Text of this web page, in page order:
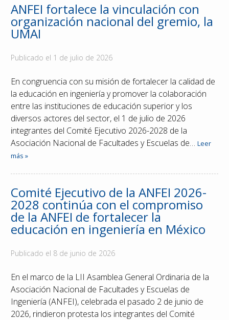
ANFEI fortalece la vinculación con
organización nacional del gremio, la
UMAI
Publicado el 1 de julio de 2026
En congruencia con su misión de fortalecer la calidad de
la educación en ingeniería y promover la colaboración
entre las instituciones de educación superior y los
diversos actores del sector, el 1 de julio de 2026
integrantes del Comité Ejecutivo 2026-2028 de la
Asociación Nacional de Facultades y Escuelas de…Leer
más »
Comité Ejecutivo de la ANFEI 2026-
2028 continúa con el compromiso
de la ANFEI de fortalecer la
educación en ingeniería en México
Publicado el 8 de junio de 2026
En el marco de la LII Asamblea General Ordinaria de la
Asociación Nacional de Facultades y Escuelas de
Ingeniería (ANFEI), celebrada el pasado 2 de junio de
2026, rindieron protesta los integrantes del Comité